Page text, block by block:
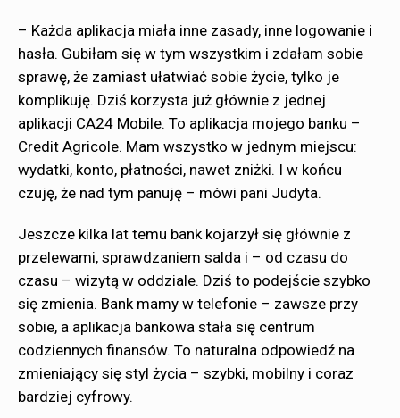
– Każda aplikacja miała inne zasady, inne logowanie i
hasła. Gubiłam się w tym wszystkim i zdałam sobie
sprawę, że zamiast ułatwiać sobie życie, tylko je
komplikuję. Dziś korzysta już głównie z jednej
aplikacji CA24 Mobile. To aplikacja mojego banku –
Credit Agricole. Mam wszystko w jednym miejscu:
wydatki, konto, płatności, nawet zniżki. I w końcu
czuję, że nad tym panuję – mówi pani Judyta.
Jeszcze kilka lat temu bank kojarzył się głównie z
przelewami, sprawdzaniem salda i – od czasu do
czasu – wizytą w oddziale. Dziś to podejście szybko
się zmienia. Bank mamy w telefonie – zawsze przy
sobie, a aplikacja bankowa stała się centrum
codziennych finansów. To naturalna odpowiedź na
zmieniający się styl życia – szybki, mobilny i coraz
bardziej cyfrowy.